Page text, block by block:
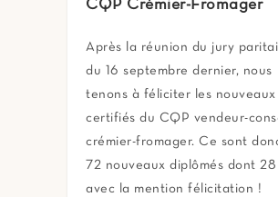
CQP Crémier-Fromager
Après la réunion du jury
du 16 septembre dernier, nous
tenons à féliciter les nouveaux
certifiés du CQP vendeur-
crémier-fromager. Ce sont
72 nouveaux diplômés dont 28
avec la mention félicitation !